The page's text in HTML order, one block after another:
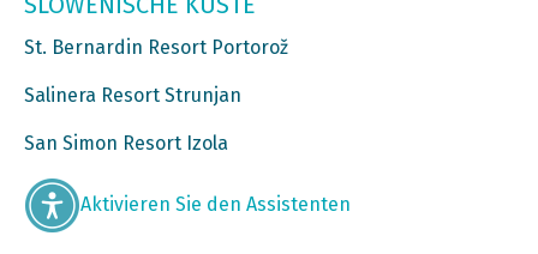
St. Bernardin Resort Portorož
Salinera Resort Strunjan
San Simon Resort Izola
Aktivieren Sie den Assistenten